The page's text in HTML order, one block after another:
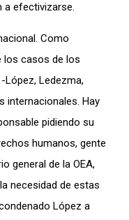
a efectivizarse.
Como
los casos de los
Ledezma,
internacionales. Hay
pidiendo su
humanos, gente
general de la OEA,
necesidad de estas
López a